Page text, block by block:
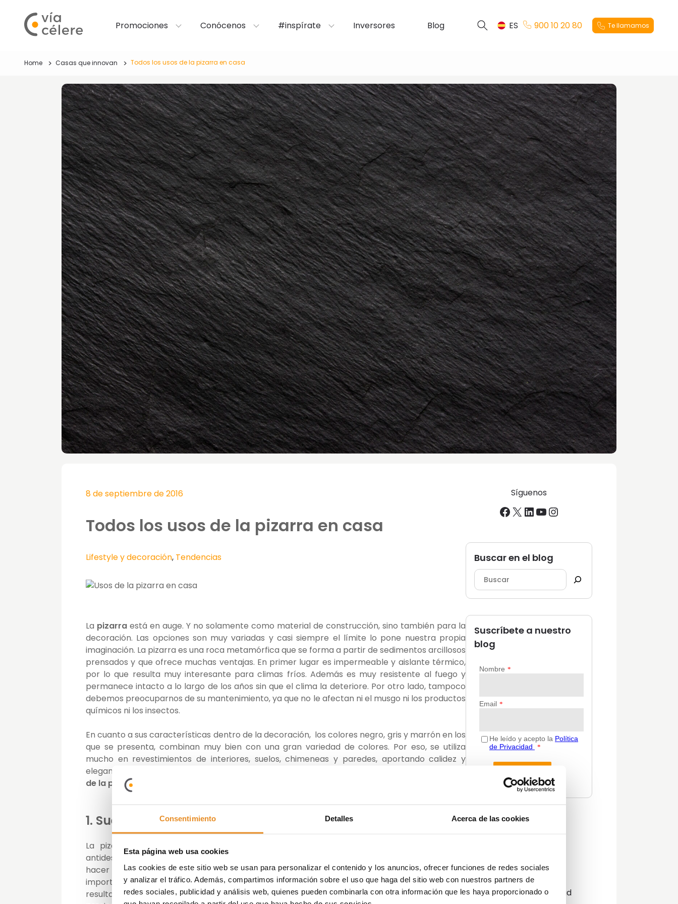
Consentimiento Detalles Acerca de las cookies
Esta página web usa cookies
Las cookies de este sitio web se usan para personalizar el contenido y los anuncios, ofrecer funciones de redes sociales
y analizar el tráfico. Además, compartimos información sobre el uso que haga del sitio web con nuestros partners de
redes sociales, publicidad y análisis web, quienes pueden combinarla con otra información que les haya proporcionado o
Promociones Conócenos #inspírate Inversores Blog ES 900 10 20 80 Te llamamos
Home Casas que innovan Todos los usos de la pizarra en casa
8 de septiembre de 2016
Todos los usos de la pizarra en casa
Lifestyle y decoración, Tendencias
La pizarra está en auge. Y no solamente como material de construcción, sino también para la
decoración. Las opciones son muy variadas y casi siempre el límite lo pone nuestra propia
imaginación. La pizarra es una roca metamórfica que se forma a partir de sedimentos arcillosos
prensados y que ofrece muchas ventajas. En primer lugar es impermeable y aislante térmico,
por lo que resulta muy interesante para climas fríos. Además es muy resistente al fuego y
permanece intacto a lo largo de los años sin que el clima la deteriore. Por otro lado, tampoco
debemos preocuparnos de su mantenimiento, ya que no le afectan ni el musgo ni los productos
químicos ni los insectos.
En cuanto a sus características dentro de la decoración, los colores negro, gris y marrón en los
que se presenta, combinan muy bien con una gran variedad de colores. Por eso, se utiliza
mucho en revestimientos de interiores, suelos, chimeneas y paredes, aportando calidez y
elegancia a cualquier habitación. Veamos con más detalle algunos de los
de la pizarra en la decoración del hogar
1. Suelos exteriores
La pizarra es un material muy interesante para suelos exteriores por sus propiedades
antideslizantes. Por este motivo, podemos usarla para cubrir el suelo que rodea la piscina o
hacer caminos en el jardín. Eso sí, antes de instalarlo como revestimiento para suelos, es
importante asegurarse de que la superficie está completamente lisa. No obstante, en el jardín
resulta mucho más sencillo, sobre todo su se hace sobre la tierra pues solamente hay que
Síguenos
Facebook
X LinkedIn
YouTube
Instagram
Buscar en el blog
Suscríbete a nuestro
blog
Categorías
Decoración
Guías
Innovación y sostenibilidad